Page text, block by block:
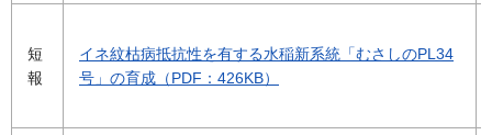
短
報
イネ紋枯病抵抗性を有する水稲新系統「むさしのPL34
号」の育成（PDF：426KB）